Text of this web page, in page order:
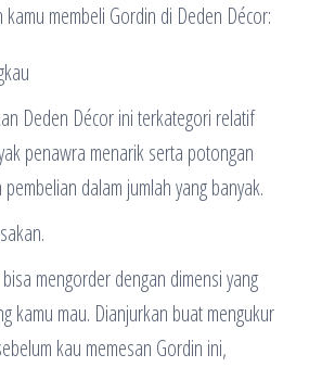
membeli Gordin di Deden Décor:
Deden Décor ini terkategori relatif
penawra menarik serta potongan
dalam jumlah yang banyak.
mengorder dengan dimensi yang
kamu mau. Dianjurkan buat mengukur
kau memesan Gordin ini,